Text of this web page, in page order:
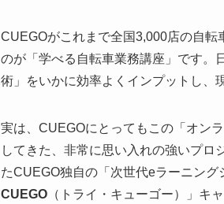
CUEGOがこれまで全国3,000店の自
のが「学べる自転車業務講座」です。
術」をいかに効率よくインプットし、
実は、CUEGOにとってもこの「オン
してきた、非常に思い入れの強いプロ
たCUEGO独自の「次世代eラーニン
CUEGO （トライ・キューゴー）」キ